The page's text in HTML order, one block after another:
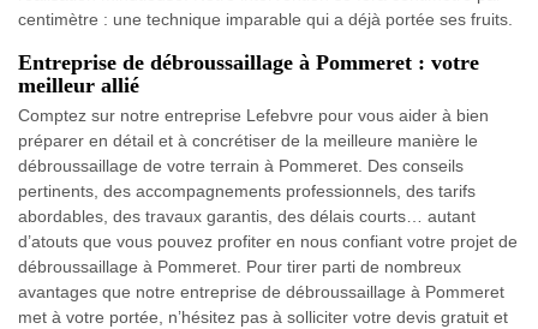
centimètre : une technique imparable qui a déjà portée ses fruits.
Entreprise de débroussaillage à Pommeret : votre
meilleur allié
Comptez sur notre entreprise Lefebvre pour vous aider à bien
préparer en détail et à concrétiser de la meilleure manière le
débroussaillage de votre terrain à Pommeret. Des conseils
pertinents, des accompagnements professionnels, des tarifs
abordables, des travaux garantis, des délais courts… autant
d’atouts que vous pouvez profiter en nous confiant votre projet de
débroussaillage à Pommeret. Pour tirer parti de nombreux
avantages que notre entreprise de débroussaillage à Pommeret
met à votre portée, n’hésitez pas à solliciter votre devis gratuit et